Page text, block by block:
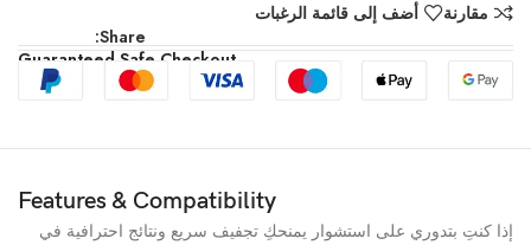
مقارنة
أضف إلى قائمة الرغبات
Share:
Guaranteed Safe Checkout
Features & Compatibility
إذا كنتِ بتدوري على استشوار يمنحكِ تجفيف سريع ونتائج احترافية في